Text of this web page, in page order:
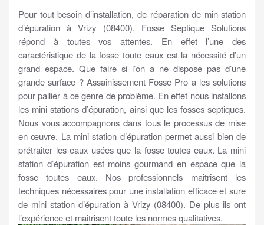
Pour tout besoin d’installation, de réparation de min-station
d’épuration à Vrizy (08400), Fosse Septique Solutions
répond à toutes vos attentes. En effet l’une des
caractéristique de la fosse toute eaux est la nécessité d’un
grand espace. Que faire si l’on a ne dispose pas d’une
grande surface ? Assainissement Fosse Pro a les solutions
pour pallier à ce genre de problème. En effet nous installons
les mini stations d’épuration, ainsi que les fosses septiques.
Nous vous accompagnons dans tous le processus de mise
en œuvre. La mini station d’épuration permet aussi bien de
prétraiter les eaux usées que la fosse toutes eaux. La mini
station d’épuration est moins gourmand en espace que la
fosse toutes eaux. Nos professionnels maitrisent les
techniques nécessaires pour une installation efficace et sure
de mini station d’épuration à Vrizy (08400). De plus ils ont
l’expérience et maitrisent toute les normes qualitatives.